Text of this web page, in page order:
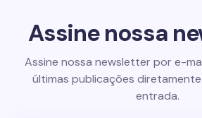
Assine nossa
Assine nossa newsletter por e-
últimas publicações
entrada.